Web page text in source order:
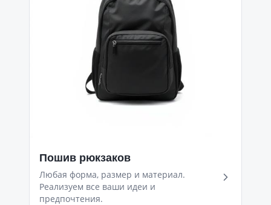
Пошив рюкзаков
Любая форма, размер и материал.
Реализуем все ваши идеи и
предпочтения.